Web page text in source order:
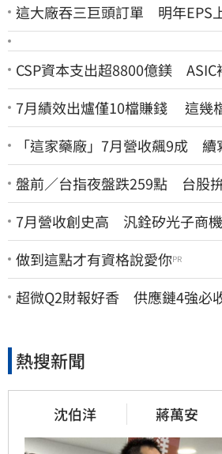
這大廠吞三巨頭訂單 明年EPS
CSP資本支出超8800億鎂 ASIC
7月績效出爐僅10檔賺錢 這幾
「這家藥廠」7月營收飆9成 續
盤前／台指夜盤跌259點 台股
7月營收創史高 汎銓矽光子商機
做到這點才有資格說愛你PR
超微Q2財報好香 供應鏈4強必
熱搜新聞
沈伯洋 蔣萬安